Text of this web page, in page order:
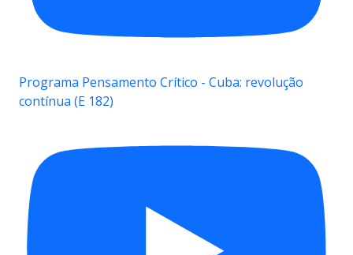
Programa Pensamento Crítico - Cuba: revolução
contínua (E 182)